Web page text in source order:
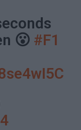
😮 #F1